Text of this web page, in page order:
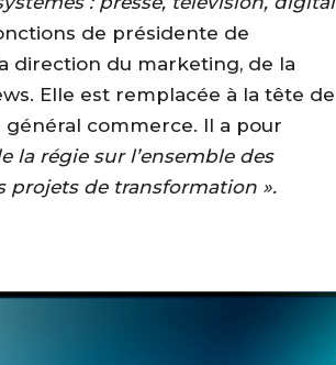
de présidente de
direction du marketing, de la
Elle est remplacée à la tête de
commerce. Il a pour
la régie sur l’ensemble des
projets de transformation ».